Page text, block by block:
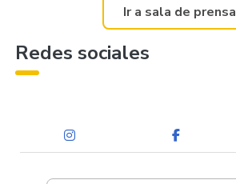
Ir a sala de prensa
Redes sociales